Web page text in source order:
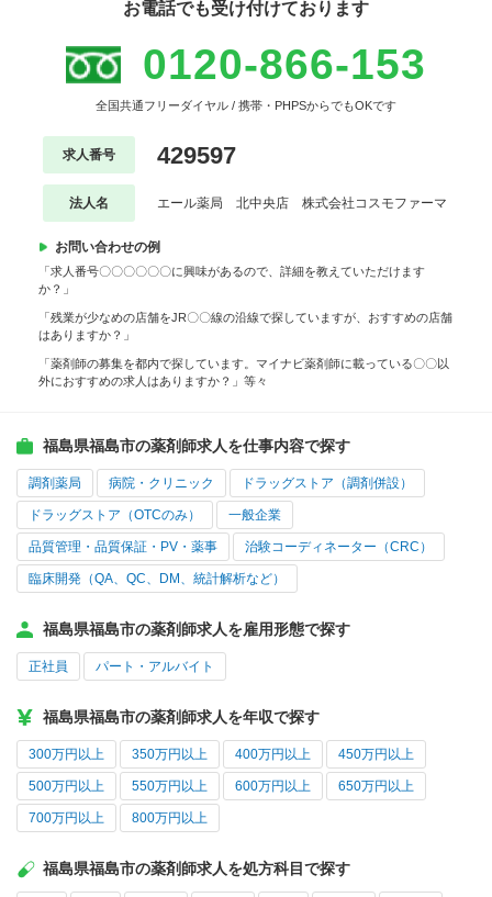
お電話でも受け付けております
0120-866-153
全国共通フリーダイヤル / 携帯・PHPSからでもOKです
求人番号 429597
法人名 エール薬局 北中央店 株式会社コスモファーマ
お問い合わせの例
「求人番号〇〇〇〇〇〇に興味があるので、詳細を教えていただけます
か？」
「残業が少なめの店舗をJR〇〇線の沿線で探していますが、おすすめの店舗
はありますか？」
「薬剤師の募集を都内で探しています。マイナビ薬剤師に載っている〇〇以
外におすすめの求人はありますか？」等々
福島県福島市の薬剤師求人を仕事内容で探す
調剤薬局 病院・クリニック ドラッグストア（調剤併設）
ドラッグストア（OTCのみ） 一般企業
品質管理・品質保証・PV・薬事 治験コーディネーター（CRC）
臨床開発（QA、QC、DM、統計解析など）
福島県福島市の薬剤師求人を雇用形態で探す
正社員 パート・アルバイト
福島県福島市の薬剤師求人を年収で探す
300万円以上 350万円以上 400万円以上 450万円以上
500万円以上 550万円以上 600万円以上 650万円以上
700万円以上 800万円以上
福島県福島市の薬剤師求人を処方科目で探す